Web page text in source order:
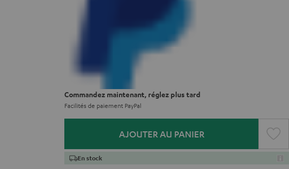
Commandez maintenant, réglez plus tard
Facilités de paiement PayPal
AJOUTER AU PANIER
En stock